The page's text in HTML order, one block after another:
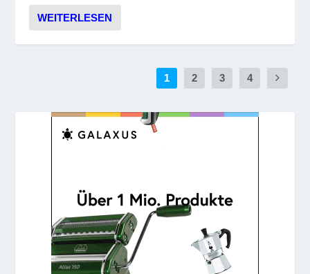
WEITERLESEN
1 2 3 4